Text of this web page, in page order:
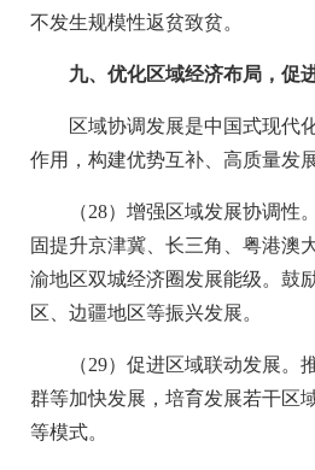
不发生规模性返贫致贫。
九、优化区域经济布局，促
区域协调发展是中国式现代
作用，构建优势互补、高质量发
（28）增强区域发展协调
固提升京津冀、长三角、粤港澳
渝地区双城经济圈发展能级。鼓
区、边疆地区等振兴发展。
（29）促进区域联动发展
群等加快发展，培育发展若干区
等模式。